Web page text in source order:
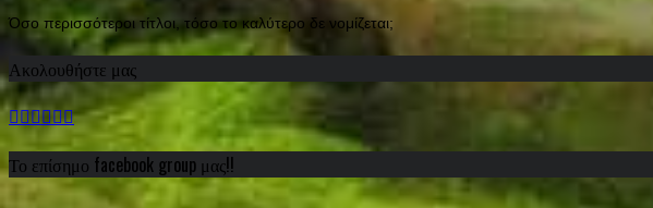
Όσο περισσότεροι τίτλοι, τόσο το καλύτερο δε νομίζεται;
Ακολουθήστε μας
Το επίσημο facebook group μας!!